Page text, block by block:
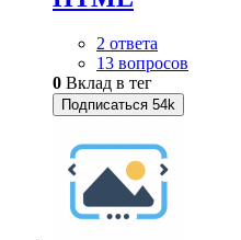
2 ответа
13 вопросов
0 Вклад в тег
Подписаться 54k